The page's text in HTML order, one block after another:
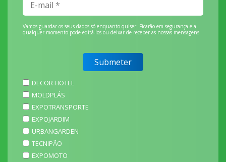
Vamos guardar os seus dados só enquanto quiser. Ficarão em segurança e a
qualquer momento pode editá-los ou deixar de receber as nossas mensagens.
DECOR HOTEL
MOLDPLÁS
EXPOTRANSPORTE
EXPOJARDIM
URBANGARDEN
TECNIPÃO
EXPOMOTO